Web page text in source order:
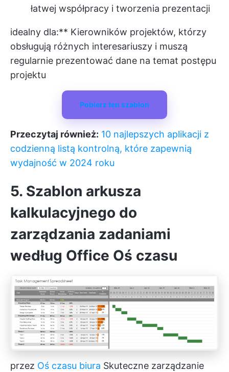
łatwej współpracy i tworzenia prezentacji
idealny dla:** Kierowników projektów, którzy
obsługują różnych interesariuszy i muszą
regularnie prezentować dane na temat postępu
projektu
Pobierz ten szablon
Przeczytaj również: 10 najlepszych aplikacji z
codzienną listą kontrolną, które zapewnią
wydajność w 2024 roku
5. Szablon arkusza
kalkulacyjnego do
zarządzania zadaniami
według Office Oś czasu
przez Oś czasu biura Skuteczne zarządzanie